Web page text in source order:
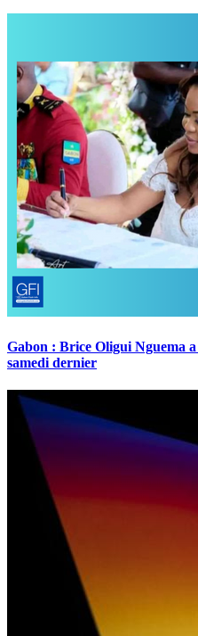
Gabon : Brice Oligui Nguema a
samedi dernier